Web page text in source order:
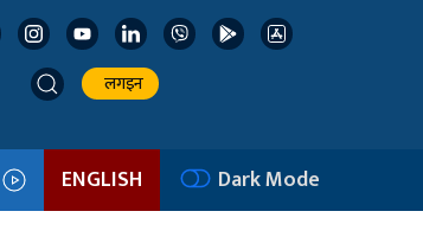
लगइन
ENGLISH Dark Mode